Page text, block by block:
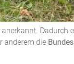
.
anerkannt. Dadurch
anderem die